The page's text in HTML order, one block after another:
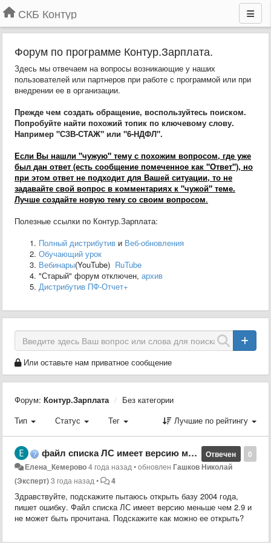
СКБ Контур
Форум по программе Контур.Зарплата.
Здесь мы отвечаем на вопросы возникающие у наших
пользователей или партнеров при работе с программой или при
внедрении ее в организации.
Прежде чем создать обращение, воспользуйтесь поиском.
Попробуйте найти похожий топик по ключевому слову.
Например "СЗВ-СТАЖ" или "6-НДФЛ".
Если Вы нашли "чужую" тему с похожим вопросом, где уже
был дан ответ (есть сообщение помеченное как "Ответ"), но
при этом ответ не подходит для Вашей ситуации, то не
задавайте свой вопрос в комментариях к "чужой" теме.
Лучше создайте новую тему со своим вопросом.
Полезные ссылки по Контур.Зарплата:
Полный дистрибутив и Веб-обновления
Обучающий урок
Вебинары(YouTube) RuTube
"Старый" форум отключен, архив
Дистрибутив ПФ-Отчет+
Или оставьте нам приватное сообщение
Форум: Контур.Зарплата
Без категории
Тип
Статус Тег Лучшие по рейтингу
0
Отвечен
файл списка ЛС имеет версию меньше чем 2.9
Елена_Кемерово4 года назад•обновленГашков Николай
(Эксперт)3 года назад• 4
Здравствуйте, подскажите пытаюсь открыть базу 2004 года,
пишет ошибку. Файл списка ЛС имеет версию меньше чем 2.9 и
не может быть прочитана. Подскажите как можно ее открыть?